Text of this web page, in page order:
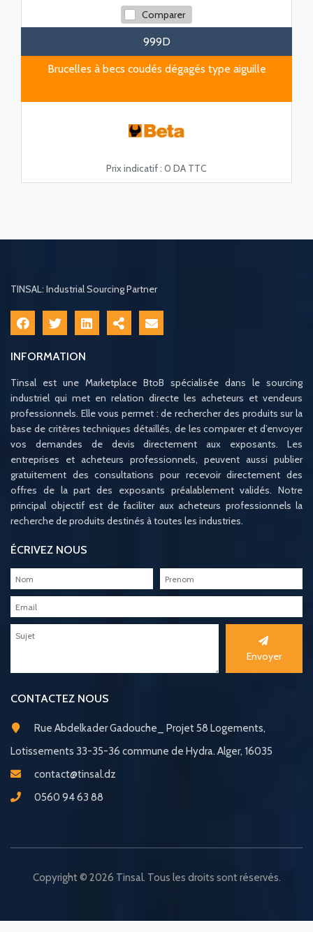
Comparer
999D
Brucelles à becs coudés dégagés type aiguille
Prix indicatif : 0 DA TTC
TINSAL: Industrial Sourcing Partner
INFORMATION
Tinsal est une Marketplace BtoB spécialisée dans le sourcing
industriel qui met en relation directe les acheteurs et vendeurs
professionnels. Elle vous permet : de rechercher des produits sur la
base de critères techniques détaillés, de les comparer et d’envoyer
vos demandes de devis directement aux exposants. Les
entreprises et acheteurs professionnels, peuvent aussi publier
gratuitement des consultations pour recevoir directement des
offres de la part des exposants préalablement validés. Notre
principal objectif est de faciliter aux acheteurs professionnels la
recherche de produits destinés à toutes les industries.
ÉCRIVEZ NOUS
Envoyer
CONTACTEZ NOUS
Rue Abdelkader Gadouche_ Projet 58 Logements,
Lotissements 33-35-36 commune de Hydra. Alger, 16035
contact@tinsal.dz
0560 94 63 88
Copyright © 2026 Tinsal. Tous les droits sont réservés.